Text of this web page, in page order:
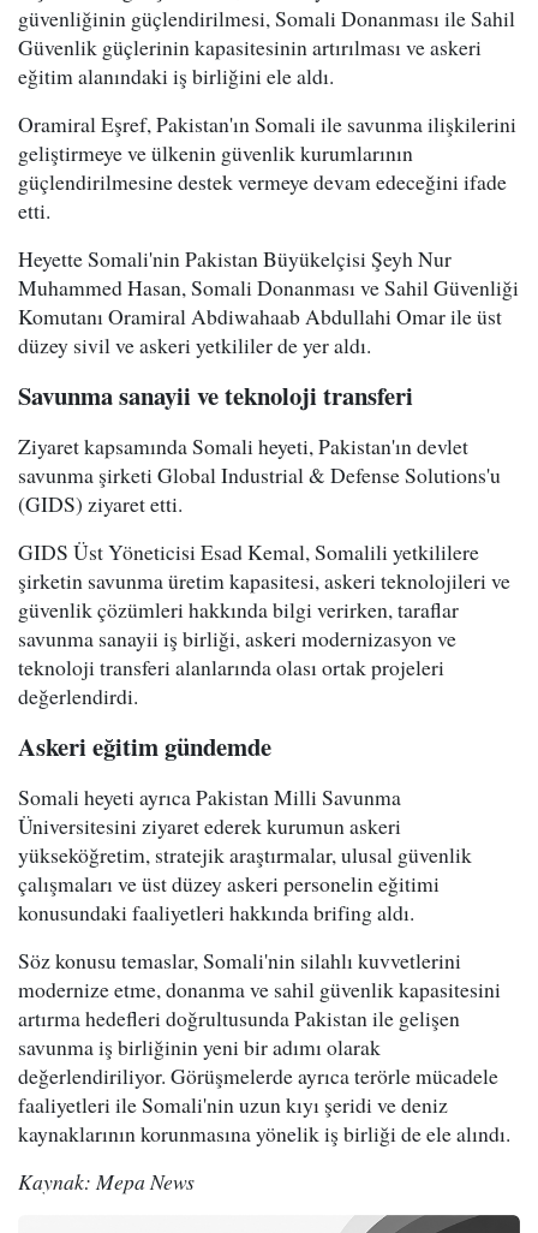
güvenliğinin güçlendirilmesi, Somali Donanması ile Sahil
Güvenlik güçlerinin kapasitesinin artırılması ve askeri
eğitim alanındaki iş birliğini ele aldı.
Oramiral Eşref, Pakistan'ın Somali ile savunma ilişkilerini
geliştirmeye ve ülkenin güvenlik kurumlarının
güçlendirilmesine destek vermeye devam edeceğini ifade
etti.
Heyette Somali'nin Pakistan Büyükelçisi Şeyh Nur
Muhammed Hasan, Somali Donanması ve Sahil Güvenliği
Komutanı Oramiral Abdiwahaab Abdullahi Omar ile üst
düzey sivil ve askeri yetkililer de yer aldı.
Savunma sanayii ve teknoloji transferi
Ziyaret kapsamında Somali heyeti, Pakistan'ın devlet
savunma şirketi Global Industrial & Defense Solutions'u
(GIDS) ziyaret etti.
GIDS Üst Yöneticisi Esad Kemal, Somalili yetkililere
şirketin savunma üretim kapasitesi, askeri teknolojileri ve
güvenlik çözümleri hakkında bilgi verirken, taraflar
savunma sanayii iş birliği, askeri modernizasyon ve
teknoloji transferi alanlarında olası ortak projeleri
değerlendirdi.
Askeri eğitim gündemde
Somali heyeti ayrıca Pakistan Milli Savunma
Üniversitesini ziyaret ederek kurumun askeri
yükseköğretim, stratejik araştırmalar, ulusal güvenlik
çalışmaları ve üst düzey askeri personelin eğitimi
konusundaki faaliyetleri hakkında brifing aldı.
Söz konusu temaslar, Somali'nin silahlı kuvvetlerini
modernize etme, donanma ve sahil güvenlik kapasitesini
artırma hedefleri doğrultusunda Pakistan ile gelişen
savunma iş birliğinin yeni bir adımı olarak
değerlendiriliyor. Görüşmelerde ayrıca terörle mücadele
faaliyetleri ile Somali'nin uzun kıyı şeridi ve deniz
kaynaklarının korunmasına yönelik iş birliği de ele alındı.
Kaynak: Mepa News